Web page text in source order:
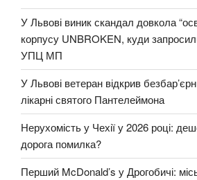
У Львові виник скандал довкола
корпусу UNBROKEN, куди
УПЦ МП
У Львові ветеран відкрив
лікарні святого Пантелеймона
Нерухомість у Чехії у 2026 році:
дорога помилка?
Перший McDonald’s у Дрогобичі: